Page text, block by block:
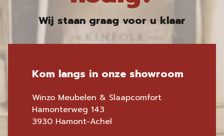
Wij staan graag voor u klaar
Kom langs in onze showroom
Winzo Meubelen & Slaapcomfort
Hamonterweg 143
3930 Hamont-Achel